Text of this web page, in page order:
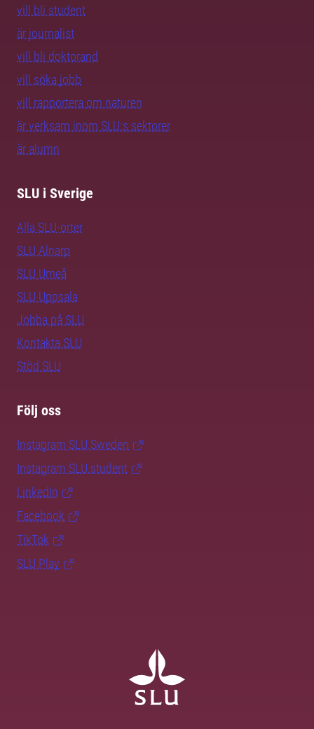
vill bli student
är journalist
vill bli doktorand
vill söka jobb
vill rapportera om naturen
är verksam inom SLU:s sektorer
är alumn
SLU i Sverige
Alla SLU-orter
SLU Alnarp
SLU Umeå
SLU Uppsala
Jobba på SLU
Kontakta SLU
Stöd SLU
Följ oss
Instagram SLU.Sweden
Instagram SLU.student
LinkedIn
Facebook
TikTok
SLU Play